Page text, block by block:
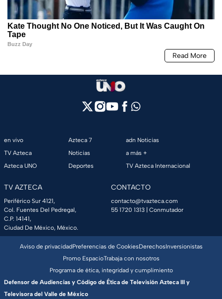
en vivo
TV Azteca
Azteca UNO
Azteca 7
Noticias
Deportes
adn Noticias
a más +
TV Azteca Internacional
TV AZTECA
Periférico Sur 4121,
Col. Fuentes Del Pedregal,
C.P. 14141,
Ciudad De México, México.
CONTACTO
contacto@tvazteca.com
55 1720 1313 | Conmutador
Aviso de privacidadPreferencias de CookiesDerechosInversionistas
Promo EspacioTrabaja con nosotros
Programa de ética, integridad y cumplimiento
Defensor de Audiencias y Código de Ética de Televisión Azteca III y
Televisora del Valle de México